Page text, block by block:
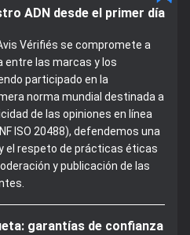
ADN desde el primer día
Vérifiés se compromete a
entre las marcas y los
participado en la
norma mundial destinada a
de las opiniones en línea
ISO 20488), defendemos una
el respeto de prácticas éticas
y publicación de las
garantías de confianza